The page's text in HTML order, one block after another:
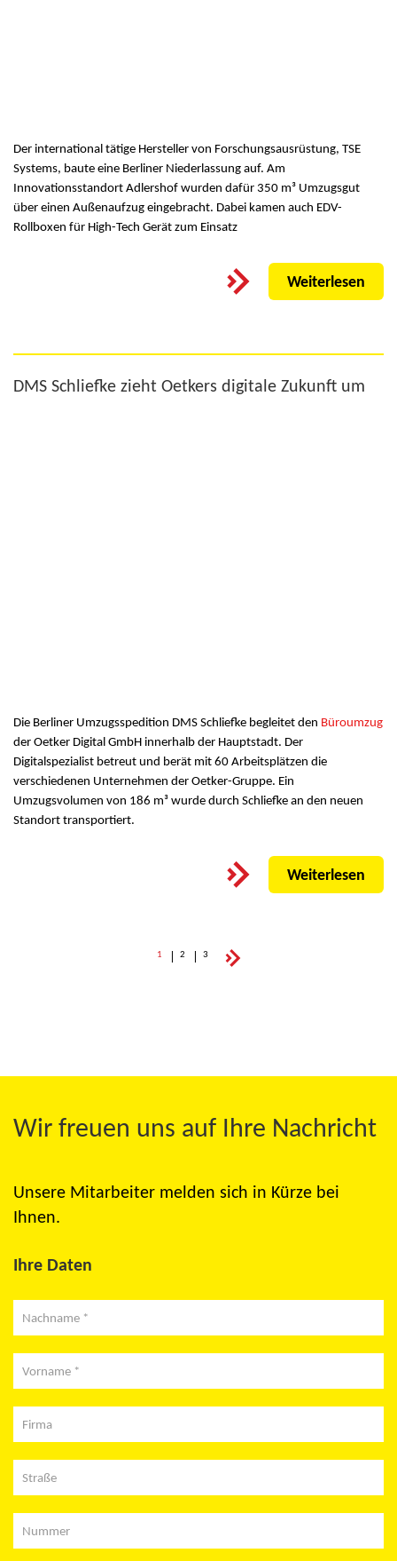
Der international tätige Hersteller von Forschungsausrüstung, TSE
Systems, baute eine Berliner Niederlassung auf. Am
Innovationsstandort Adlershof wurden dafür 350 m³ Umzugsgut
über einen Außenaufzug eingebracht. Dabei kamen auch EDV-
Rollboxen für High-Tech Gerät zum Einsatz
Weiterlesen
DMS Schliefke zieht Oetkers digitale Zukunft um
Die Berliner Umzugsspedition DMS Schliefke begleitet den Büroumzug
der Oetker Digital GmbH innerhalb der Hauptstadt. Der
Digitalspezialist betreut und berät mit 60 Arbeitsplätzen die
verschiedenen Unternehmen der Oetker-Gruppe. Ein
Umzugsvolumen von 186 m³ wurde durch Schliefke an den neuen
Standort transportiert.
Weiterlesen
1 2 3
Wir freuen uns auf Ihre Nachricht
Unsere Mitarbeiter melden sich in Kürze bei
Ihnen.
Ihre Daten